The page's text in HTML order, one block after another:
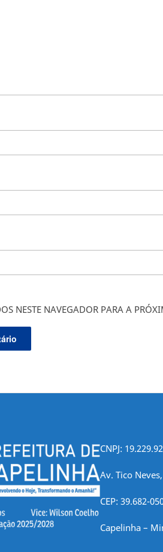
NESTE NAVEGADOR PARA A
CNPJ:
Av. Tico
CEP: 39.682-
Capelinha –